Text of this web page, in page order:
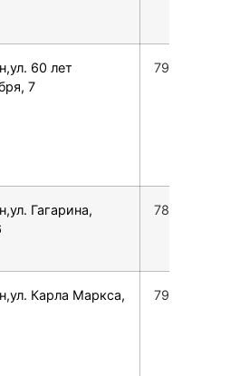
60 лет
7
Гагарина,
Карла Маркса,